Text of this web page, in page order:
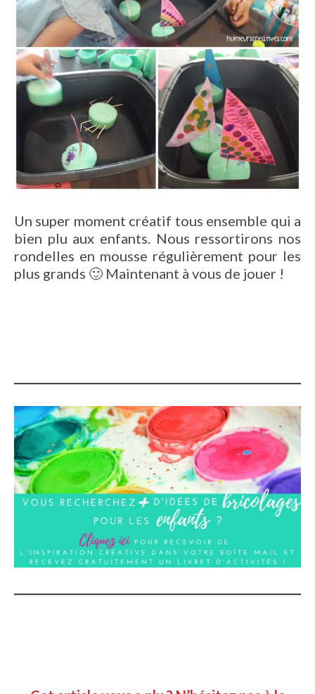
Un super moment créatif tous ensemble qui a
bien plu aux enfants. Nous ressortirons nos
rondelles en mousse régulièrement pour les
plus grands 🙂 Maintenant à vous de jouer !